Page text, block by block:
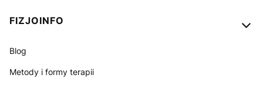
FIZJOINFO
Blog
Metody i formy terapii